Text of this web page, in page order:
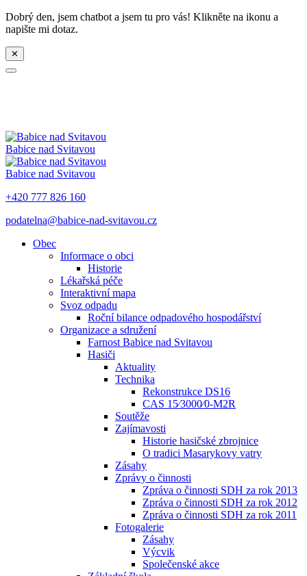
Dobrý den, jsem chatbot a jsem tu pro vás! Klikněte na ikonu a
napište mi dotaz.
✕
Babice nad Svitavou
Babice nad Svitavou
+420 777 826 160
podatelna@babice-nad-svitavou.cz
Obec
Informace o obci
Historie
Lékařská péče
Interaktivní mapa
Svoz odpadu
Roční bilance odpadového hospodářství
Organizace a sdružení
Farnost Babice nad Svitavou
Hasiči
Aktuality
Technika
Rekonstrukce DS16
CAS 15⁄3000⁄0-M2R
Soutěže
Zajímavosti
Historie hasičské zbrojnice
O tradici Masarykovy vatry
Zásahy
Zprávy o činnosti
Zpráva o činnosti SDH za rok 2013
Zpráva o činnosti SDH za rok 2012
Zpráva o činnosti SDH za rok 2011
Fotogalerie
Zásahy
Výcvik
Společenské akce